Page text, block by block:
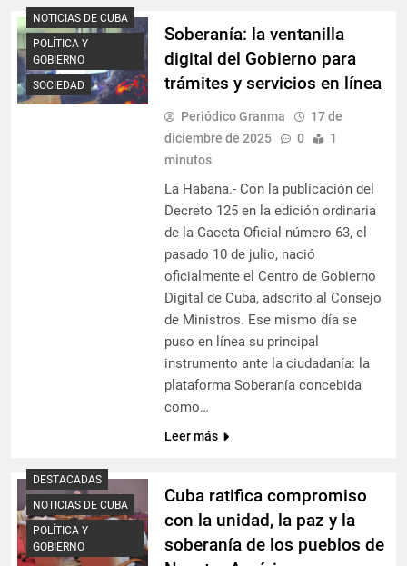
NOTICIAS DE CUBA
POLÍTICA Y
GOBIERNO
SOCIEDAD
Soberanía: la ventanilla
digital del Gobierno para
trámites y servicios en línea
Periódico Granma
17 de
diciembre de 2025
0
1
minutos
La Habana.- Con la publicación del
Decreto 125 en la edición ordinaria
de la Gaceta Oficial número 63, el
pasado 10 de julio, nació
oficialmente el Centro de Gobierno
Digital de Cuba, adscrito al Consejo
de Ministros. Ese mismo día se
puso en línea su principal
instrumento ante la ciudadanía: la
plataforma Soberanía concebida
como…
Leer más
DESTACADAS
NOTICIAS DE CUBA
POLÍTICA Y
GOBIERNO
Cuba ratifica compromiso
con la unidad, la paz y la
soberanía de los pueblos de